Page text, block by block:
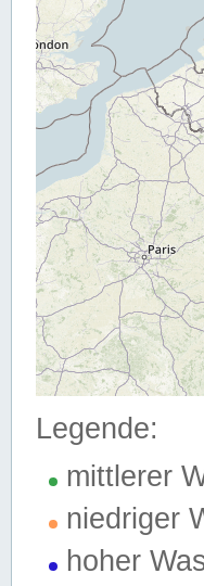
Legende:
mittlerer
niedriger
hoher